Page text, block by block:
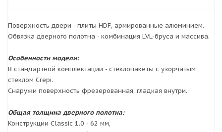
Поверхность двери - плиты HDF, армированные алюминием.
Обвязка дверного полотна - комбинация LVL-бруса и массива.
Особенности модели:
В стандартной комплектации - стеклопакеты с узорчатым
стеклом Crepi.
Снаружи поверхность фрезерованная, гладкая внутри.
Общая толщина дверного полотна:
Конструкции Classic 1.0 - 62 мм,